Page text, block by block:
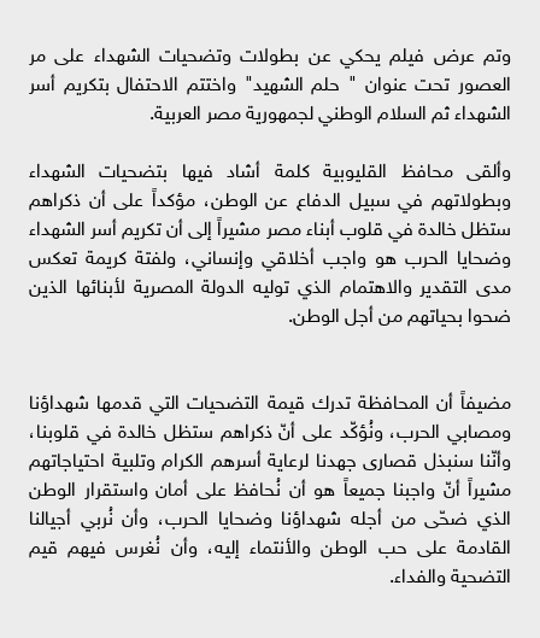
وتم عرض فيلم يحكي عن بطولات وتضحيات الشهداء على مر
العصور تحت عنوان " حلم الشهيد" واختتم الاحتفال بتكريم أسر
الشهداء ثم السلام الوطني لجمهورية مصر العربية.
وألقى محافظ القليوبية كلمة أشاد فيها بتضحيات الشهداء
وبطولاتهم في سبيل الدفاع عن الوطن، مؤكداً على أن ذكراهم
ستظل خالدة في قلوب أبناء مصر مشيراً إلى أن تكريم أسر الشهداء
وضحايا الحرب هو واجب أخلاقي وإنساني، ولفتة كريمة تعكس
مدى التقدير والاهتمام الذي توليه الدولة المصرية لأبنائها الذين
ضحوا بحياتهم من أجل الوطن.
مضيفاً أن المحافظة تدرك قيمة التضحيات التي قدمها شهداؤنا
ومصابي الحرب، ونُؤكّد على أنّ ذكراهم ستظل خالدة في قلوبنا،
وأنّنا سنبذل قصارى جهدنا لرعاية أسرهم الكرام وتلبية احتياجاتهم
مشيراً أنّ واجبنا جميعاً هو أن نُحافظ على أمان واستقرار الوطن
الذي ضحّى من أجله شهداؤنا وضحايا الحرب، وأن نُربي أجيالنا
القادمة على حب الوطن والأنتماء إليه، وأن نُغرس فيهم قيم
التضحية والفداء.